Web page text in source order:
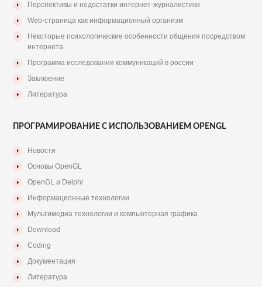
Перспективы и недостатки интернет-журналистики
Web-страница как информационный организм
Некоторые психологические особенности общения посредством
интернета
Программа исследования коммуникаций в россии
Заклюение
Литература
ПРОГРАМИРОВАНИЕ С ИСПОЛЬЗОВАНИЕМ OPENGL
Новости
Основы OpenGL
OpenGL и Delphi
Информационные технологии
Мультимедиа технологии и компьютерная графика
Download
Coding
Документация
Литература